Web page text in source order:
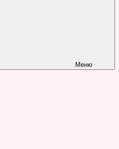
Меню